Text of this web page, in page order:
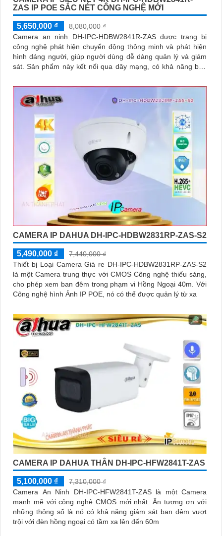
ZAS IP POE SẮC NÉT CÔNG NGHỆ MỚI
5,650,000 ₫
8,080,000 ₫
Camera an ninh DH-IPC-HDBW2841R-ZAS được trang bị
công nghệ phát hiện chuyển động thông minh và phát hiện
hình dáng người, giúp người dùng dễ dàng quản lý và giám
sát. Sản phẩm này kết nối qua dây mạng, có khả năng báo
CAMERA IP DAHUA DH-IPC-HDBW2831RP-ZAS-S2
5,490,000 ₫
7,440,000 ₫
Thiết bị Loại Camera Giá re DH-IPC-HDBW2831RP-ZAS-S2
là một Camera trung thực với CMOS Công nghệ thiếu sáng,
cho phép xem ban đêm trong phạm vi Hồng Ngoại 40m. Với
Công nghệ hình Ảnh IP POE, nó có thể được quản lý từ xa
CAMERA IP DAHUA THÂN DH-IPC-HFW2841T-ZAS
5,100,000 ₫
7,310,000 ₫
Camera An Ninh DH-IPC-HFW2841T-ZAS là một Camera
mạnh mẽ với công nghệ CMOS mới nhất. Ấn tượng ơn với
những thông số là nó có khả năng giám sát ban đêm vượt
trội với đèn hồng ngoại có tầm xa lên đến 60m